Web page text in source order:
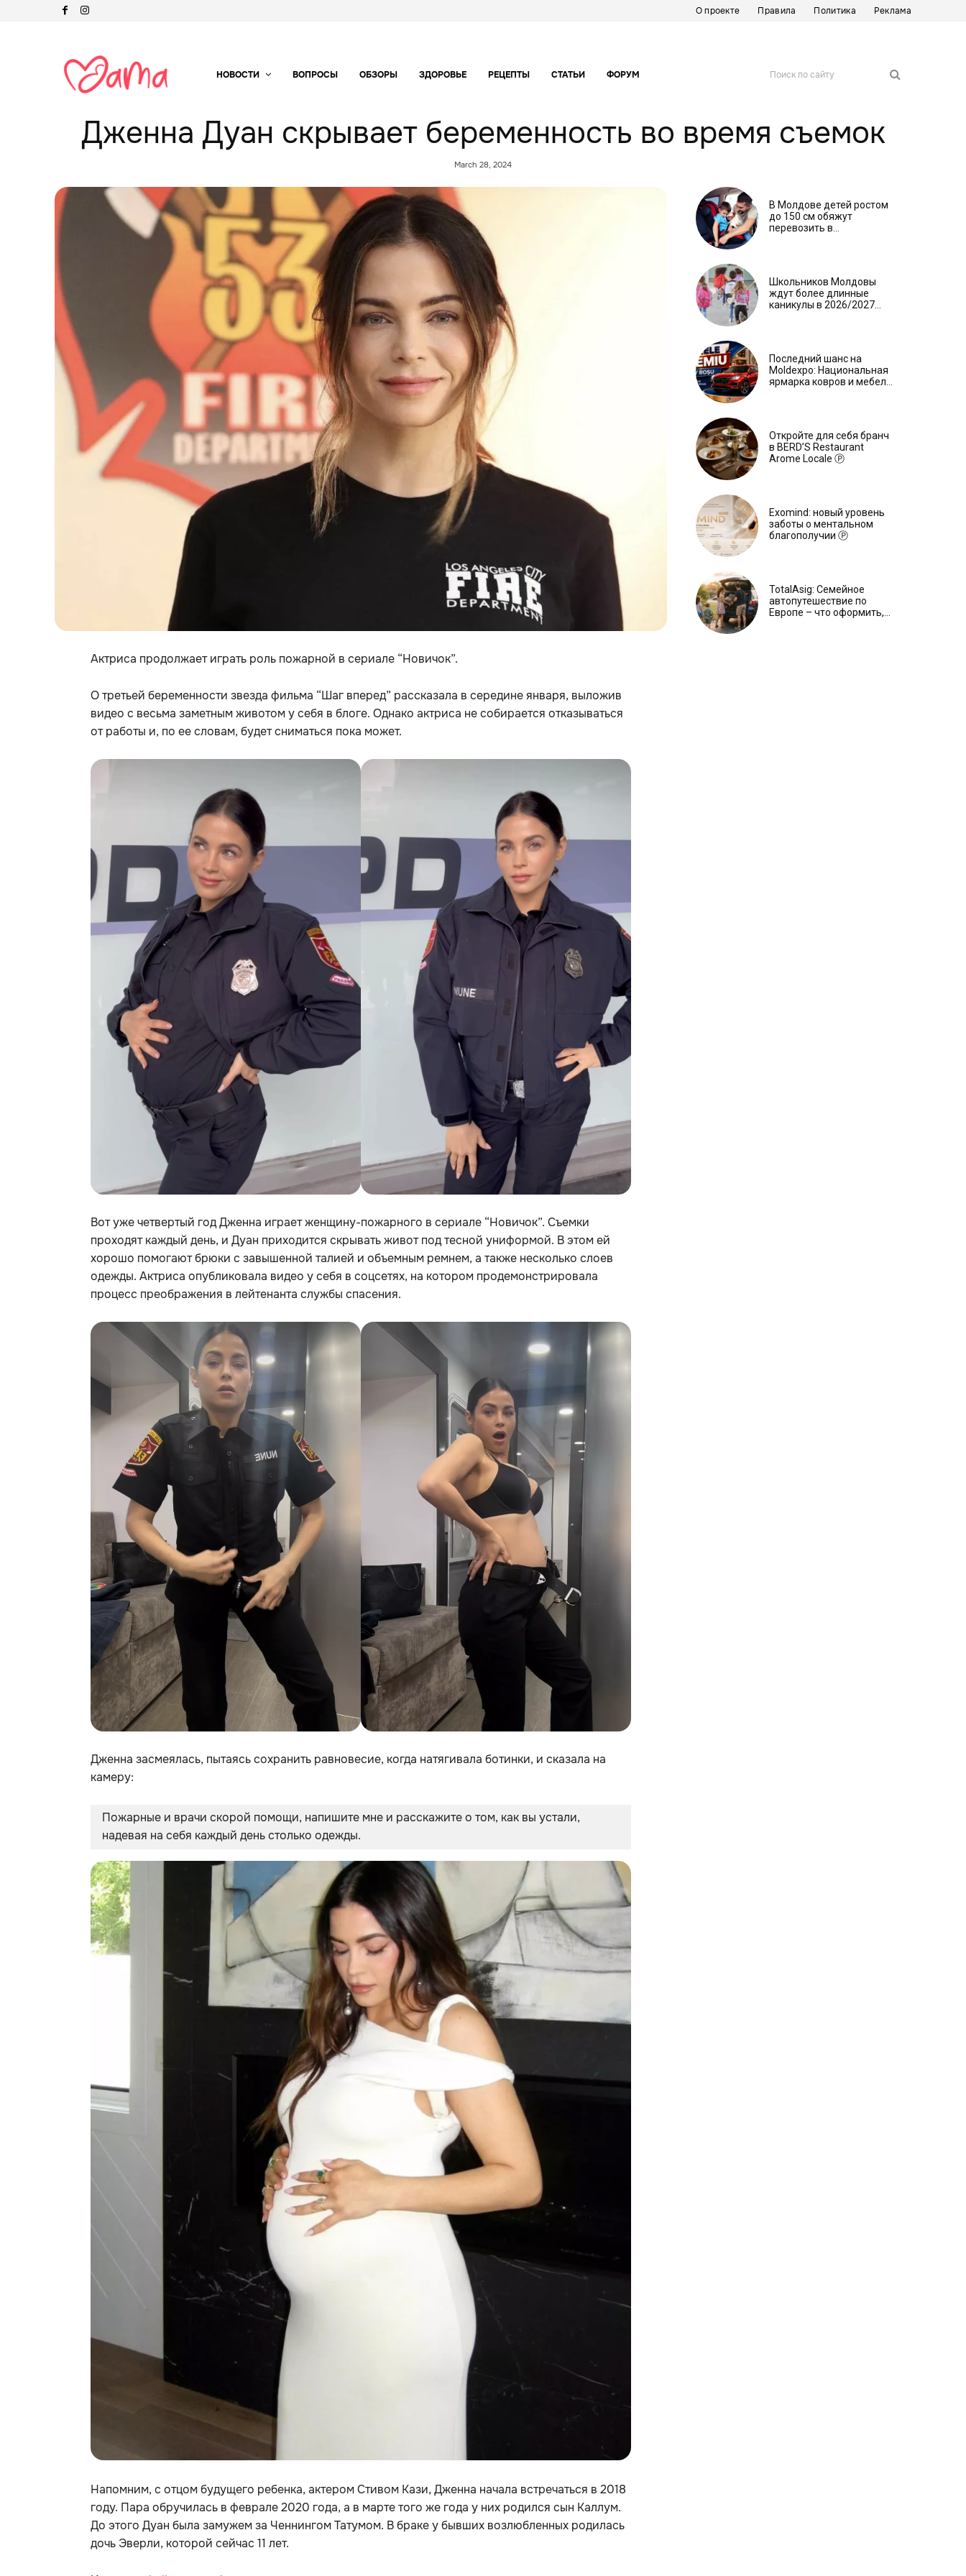
О проекте Правила Политика Реклама
НОВОСТИ ВОПРОСЫ ОБЗОРЫ ЗДОРОВЬЕ РЕЦЕПТЫ СТАТЬИ ФОРУМ Поиск по сайту
Дженна Дуан скрывает беременность во время съемок
March 28, 2024
Актриса продолжает играть роль пожарной в сериале “Новичок”.
О третьей беременности звезда фильма “Шаг вперед” рассказала в середине января, выложив
видео с весьма заметным животом у себя в блоге. Однако актриса не собирается отказываться
от работы и, по ее словам, будет сниматься пока может.
Вот уже четвертый год Дженна играет женщину-пожарного в сериале “Новичок”. Съемки
проходят каждый день, и Дуан приходится скрывать живот под тесной униформой. В этом ей
хорошо помогают брюки с завышенной талией и объемным ремнем, а также несколько слоев
одежды. Актриса опубликовала видео у себя в соцсетях, на котором продемонстрировала
процесс преображения в лейтенанта службы спасения.
Дженна засмеялась, пытаясь сохранить равновесие, когда натягивала ботинки, и сказала на
камеру:
Пожарные и врачи скорой помощи, напишите мне и расскажите о том, как вы устали,
надевая на себя каждый день столько одежды.
Напомним, с отцом будущего ребенка, актером Стивом Кази, Дженна начала встречаться в 2018
году. Пара обручилась в феврале 2020 года, а в марте того же года у них родился сын Каллум.
До этого Дуан была замужем за Ченнингом Татумом. В браке у бывших возлюбленных родилась
дочь Эверли, которой сейчас 11 лет.
В Молдове детей ростом
до 150 см обяжут
перевозить в
Школьников Молдовы
ждут более длинные
каникулы в 2026/2027
Последний шанс на
Moldexpo: Национальная
ярмарка ковров и мебели
Откройте для себя бранч
в BERD’S Restaurant
Arome Locale Ⓟ
Exomind: новый уровень
заботы о ментальном
благополучии Ⓟ
TotalAsig: Семейное
автопутешествие по
Европе – что оформить,